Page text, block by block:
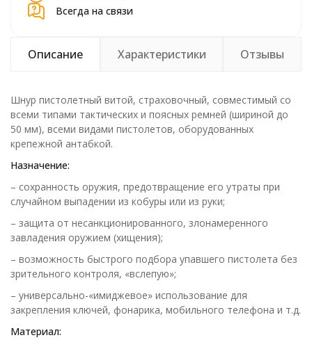
Всегда на связи
Описание Характеристики Отзывы
Шнур пистолетный витой, страховочный, совместимый со
всеми типами тактических и поясных ремней (шириной до
50 мм), всеми видами пистолетов, оборудованных
крепежной антабкой.
Назначение:
– сохранность оружия, предотвращение его утраты при
случайном выпадении из кобуры или из руки;
– защита от несанкционированного, злонамеренного
завладения оружием (хищения);
– возможность быстрого подбора упавшего пистолета без
зрительного контроля, «вслепую»;
– универсально-«имиджевое» использование для
закрепления ключей, фонарика, мобильного телефона и т.д.
Материал: